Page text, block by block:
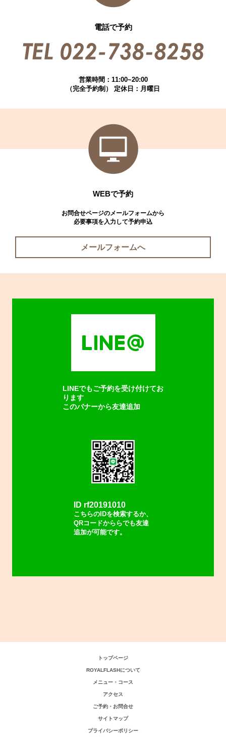
電話で予約
営業時間：11:00~20:00
（完全予約制） 定休日：月曜日
WEBで予約
お問合せページのメールフォームから
必要事項を入力して予約申込
メールフォームへ
LINEでもご予約を受け付けてお
ります
このバナーから友達追加
ID rf20191010
こちらのIDを検索するか、
QRコードかららでも友達
追加が可能です。
トップページ
ROYALFLASHについて
メニュー・コース
アクセス
ご予約・お問合せ
サイトマップ
プライバシーポリシー